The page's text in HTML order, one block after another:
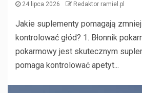
24 lipca 2026 Redaktor ramiel.pl
Jakie suplementy pomagają
kontrolować głód? 1. Błonnik
pokarmowy jest skutecznym
pomaga kontrolować apetyt...